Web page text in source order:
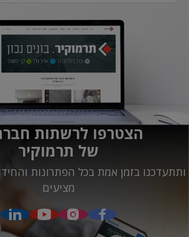
הצטרפו לרשתות
של תרמוקיר
ותתעדכנו בזמן אמת בכל הפתרונות
מציעים